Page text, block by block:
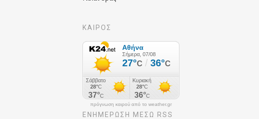
ΚΑΙΡΟΣ
πρόγνωση καιρού από το weather.gr
ΕΝΗΜΈΡΩΣΉ ΜΕΣΩ RSS